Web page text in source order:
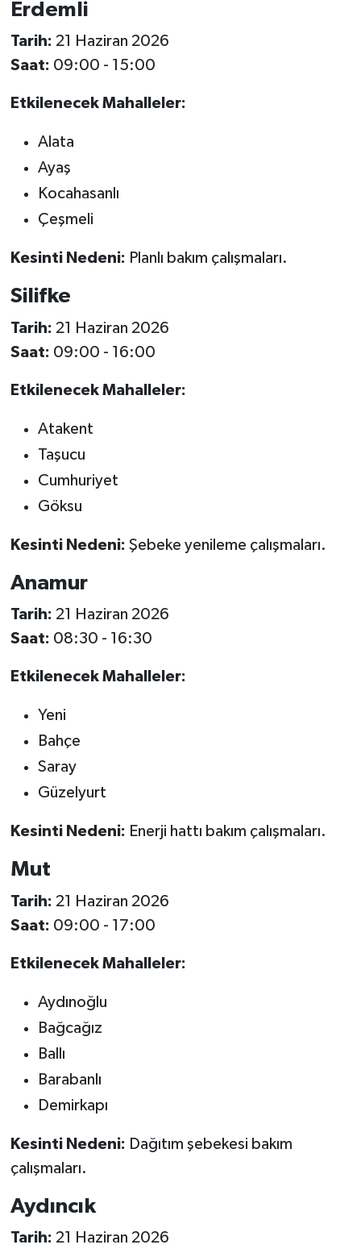
Erdemli
Tarih: 21 Haziran 2026
Saat: 09:00 - 15:00
Etkilenecek Mahalleler:
Alata
Ayaş
Kocahasanlı
Çeşmeli
Kesinti Nedeni: Planlı bakım çalışmaları.
Silifke
Tarih: 21 Haziran 2026
Saat: 09:00 - 16:00
Etkilenecek Mahalleler:
Atakent
Taşucu
Cumhuriyet
Göksu
Kesinti Nedeni: Şebeke yenileme çalışmaları.
Anamur
Tarih: 21 Haziran 2026
Saat: 08:30 - 16:30
Etkilenecek Mahalleler:
Yeni
Bahçe
Saray
Güzelyurt
Kesinti Nedeni: Enerji hattı bakım çalışmaları.
Mut
Tarih: 21 Haziran 2026
Saat: 09:00 - 17:00
Etkilenecek Mahalleler:
Aydınoğlu
Bağcağız
Ballı
Barabanlı
Demirkapı
Kesinti Nedeni: Dağıtım şebekesi bakım
çalışmaları.
Aydıncık
Tarih: 21 Haziran 2026